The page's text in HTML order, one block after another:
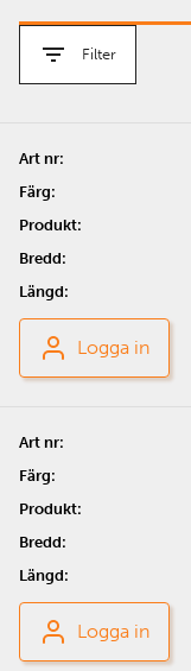
Filter
Logga in
Logga in